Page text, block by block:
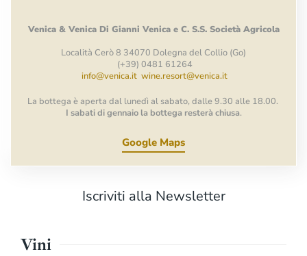
Venica & Venica Di Gianni Venica e C. S.S. Società Agricola
Località Cerò 8 34070 Dolegna del Collio (Go)
(+39) 0481 61264
info@venica.it wine.resort@venica.it
La bottega è aperta dal lunedì al sabato, dalle 9.30 alle 18.00.
I sabati di gennaio la bottega resterà chiusa.
Google Maps
Iscriviti alla Newsletter
Vini